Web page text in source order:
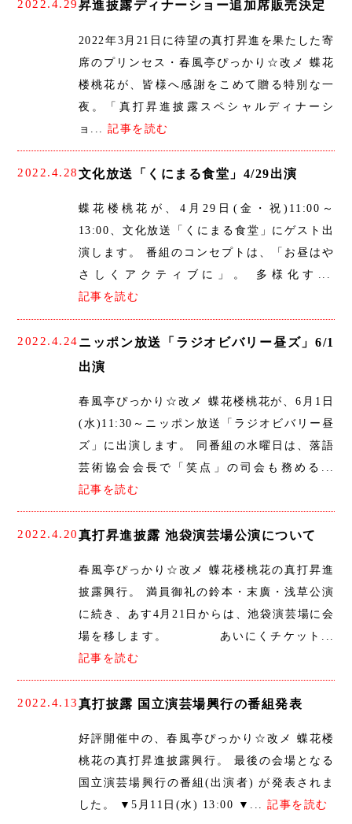
2022.4.29昇進披露ディナーショー追加席販売決定
2022年3月21日に待望の真打昇進を果たした寄
席のプリンセス・春風亭ぴっかり☆改メ 蝶花
楼桃花が、皆様へ感謝をこめて贈る特別な一
夜。「真打昇進披露スペシャルディナーシ
ョ...記事を読む
2022.4.28文化放送「くにまる食堂」4/29出演
蝶花楼桃花が、4月29日(金・祝)11:00～
13:00、文化放送「くにまる食堂」にゲスト出
演します。 番組のコンセプトは、「お昼はや
さしくアクティブに」。 多様化す...
記事を読む
2022.4.24ニッポン放送「ラジオビバリー昼ズ」6/1
出演
春風亭ぴっかり☆改メ 蝶花楼桃花が、6月1日
(水)11:30～ニッポン放送「ラジオビバリー昼
ズ」に出演します。 同番組の水曜日は、落語
芸術協会会長で「笑点」の司会も務める...
記事を読む
2022.4.20真打昇進披露 池袋演芸場公演について
春風亭ぴっかり☆改メ 蝶花楼桃花の真打昇進
披露興行。 満員御礼の鈴本・末廣・浅草公演
に続き、あす4月21日からは、池袋演芸場に会
場を移します。 あいにくチケット...
記事を読む
2022.4.13真打披露 国立演芸場興行の番組発表
好評開催中の、春風亭ぴっかり☆改メ 蝶花楼
桃花の真打昇進披露興行。 最後の会場となる
国立演芸場興行の番組(出演者) が発表されま
した。 ▼5月11日(水) 13:00 ▼...記事を読む